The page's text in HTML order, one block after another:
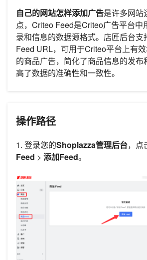
自己的网站怎样添加广告是许多网站
点，Criteo Feed是Criteo广告平台中
录和信息的数据源格式。店匠后台
Feed URL，可用于Criteo平台上有
的商品广告，简化了商品信息的发布
高了数据的准确性和一致性。
操作路径
1. 登录您的Shoplazza管理后台，点
Feed > 添加Feed。